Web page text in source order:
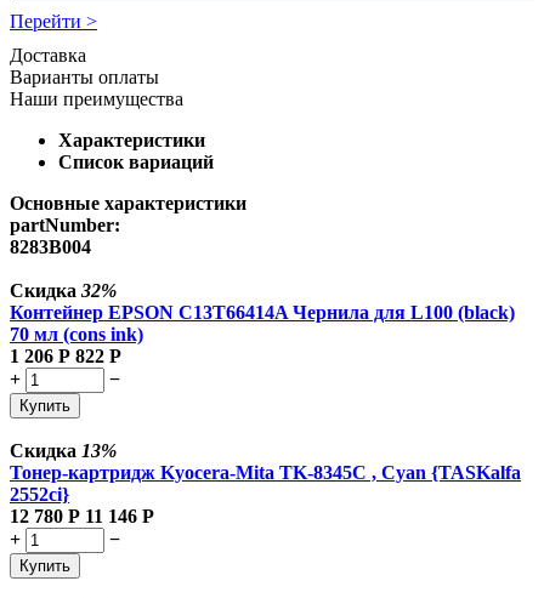
Перейти >
Доставка
Варианты оплаты
Наши преимущества
Характеристики
Список вариаций
Основные характеристики
partNumber:
8283B004
Скидка 32%
Контейнер EPSON C13T66414A Чернила для L100 (black)
70 мл (cons ink)
1 206 Р 822 Р
+
−
Купить
Скидка 13%
Тонер-картридж Kyocera-Mita TK-8345C , Cyan {TASKalfa
2552ci}
12 780 Р 11 146 Р
+
−
Купить